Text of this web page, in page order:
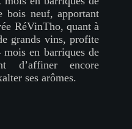
bois neuf, apportant
RéVinTho, quant à
grands vins, profite
mois en barriques de
d’affiner encore
ses arômes.